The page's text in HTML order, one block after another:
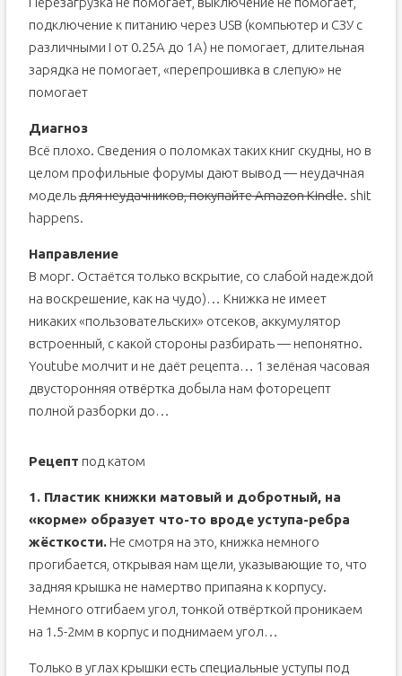
подключение к питанию через USB (компьютер и СЗУ с
различными I от 0.25А до 1А) не помогает, длительная
зарядка не помогает, «перепрошивка в слепую» не
помогает
Диагноз
Всё плохо. Сведения о поломках таких книг скудны, но в
целом профильные форумы дают вывод — неудачная
модельдля неудачников, покупайте Amazon Kindle. shit
happens.
Направление
В морг. Остаётся только вскрытие, со слабой надеждой
на воскрешение, как на чудо)… Книжка не имеет
никаких «пользовательских» отсеков, аккумулятор
встроенный, с какой стороны разбирать — непонятно.
Youtube молчит и не даёт рецепта… 1 зелёная часовая
двусторонняя отвёртка добыла нам фоторецепт
полной разборки до…
Рецепт под катом
1. Пластик книжки матовый и добротный, на
«корме» образует что-то вроде уступа-ребра
жёсткости.Не смотря на это, книжка немного
прогибается, открывая нам щели, указывающие то, что
задняя крышка не намертво припаяна к корпусу.
Немного отгибаем угол, тонкой отвёрткой проникаем
на 1.5-2мм в корпус и поднимаем угол…
Только в углах крышки есть специальные уступы под